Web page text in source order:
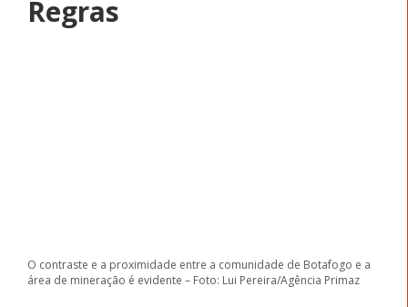
Regras
O contraste e a proximidade entre a comunidade de Botafogo e a
área de mineração é evidente – Foto: Lui Pereira/Agência Primaz